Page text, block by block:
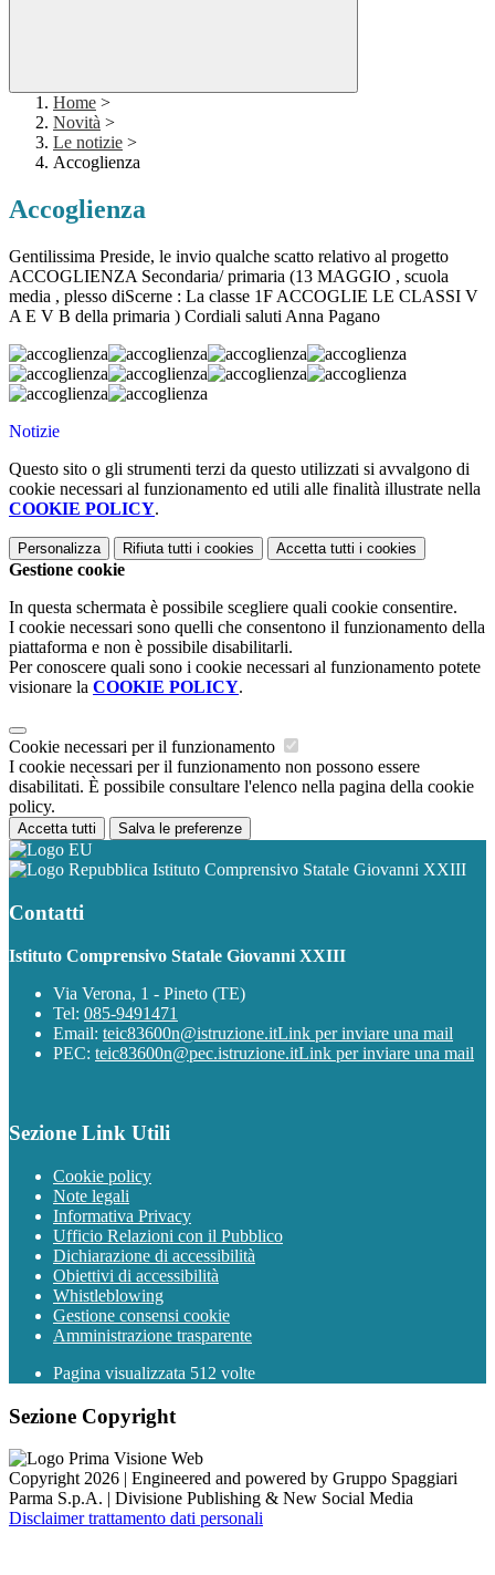
Home >
Novità >
Le notizie >
Accoglienza
Accoglienza
Gentilissima Preside, le invio qualche scatto relativo al progetto
ACCOGLIENZA Secondaria/ primaria (13 MAGGIO , scuola
media , plesso diScerne : La classe 1F ACCOGLIE LE CLASSI V
A E V B della primaria ) Cordiali saluti Anna Pagano
Notizie
Questo sito o gli strumenti terzi da questo utilizzati si avvalgono di
cookie necessari al funzionamento ed utili alle finalità illustrate nella
COOKIE POLICY.
Personalizza Rifiuta tutti i cookies Accetta tutti i cookies
Gestione cookie
In questa schermata è possibile scegliere quali cookie consentire.
I cookie necessari sono quelli che consentono il funzionamento della
piattaforma e non è possibile disabilitarli.
Per conoscere quali sono i cookie necessari al funzionamento potete
visionare la COOKIE POLICY.
Cookie necessari per il funzionamento
I cookie necessari per il funzionamento non possono essere
disabilitati. È possibile consultare l'elenco nella pagina della cookie
policy.
Accetta tutti Salva le preferenze
Istituto Comprensivo Statale Giovanni XXIII
Contatti
Istituto Comprensivo Statale Giovanni XXIII
Via Verona, 1 - Pineto (TE)
Tel: 085-9491471
Email: teic83600n@istruzione.itLink per inviare una mail
PEC: teic83600n@pec.istruzione.itLink per inviare una mail
Sezione Link Utili
Cookie policy
Note legali
Informativa Privacy
Ufficio Relazioni con il Pubblico
Dichiarazione di accessibilità
Obiettivi di accessibilità
Whistleblowing
Gestione consensi cookie
Amministrazione trasparente
Pagina visualizzata 512 volte
Sezione Copyright
Copyright 2026 | Engineered and powered by Gruppo Spaggiari
Parma S.p.A. | Divisione Publishing & New Social Media
Disclaimer trattamento dati personali